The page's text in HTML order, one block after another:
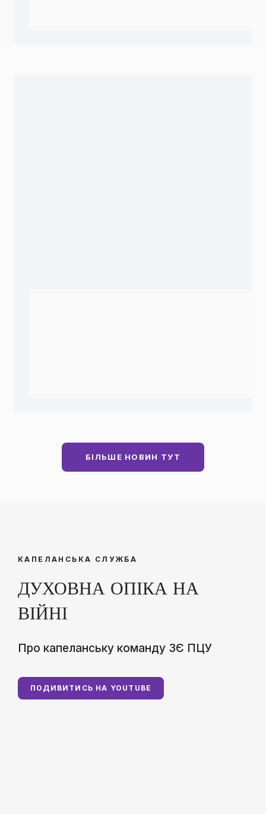
БІЛЬШЕ НОВИН ТУТ
КАПЕЛАНСЬКА СЛУЖБА
ДУХОВНА ОПІКА НА
ВІЙНІ
Про капеланську команду ЗЄ ПЦУ
ПОДИВИТИСЬ НА YOUTUBE